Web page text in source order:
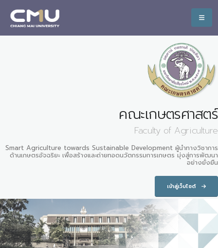
คณะเกษตรศาสตร์
Faculty of Agriculture
Smart Agriculture towards Sustainable Development ผู้นำทางวิชาการ
ด้านเกษตรอัจฉริยะ เพื่อสร้างและถ่ายทอดนวัตกรรมการเกษตร มุ่งสู่การพัฒนา
อย่างยั่งยืน
เข้าสู่เว็บไซต์